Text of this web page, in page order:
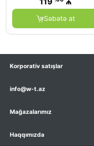
Səbətə at
Korporativ satışlar
info@w-t.az
Mağazalarımız
Haqqımızda